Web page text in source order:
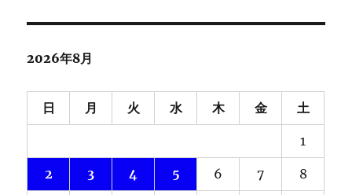
2026年8月
日 月 火 水 木 金 土
1
2 3 4 5 6 7 8